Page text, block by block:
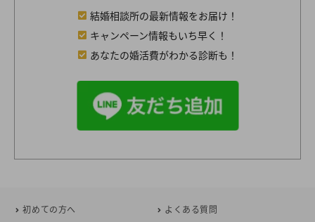
結婚相談所の最新情報をお届け！
キャンペーン情報もいち早く！
あなたの婚活費がわかる診断も！
初めての方へ
よくある質問